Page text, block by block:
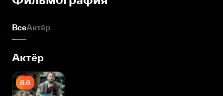
ВсеАктёр
Актёр
8.6